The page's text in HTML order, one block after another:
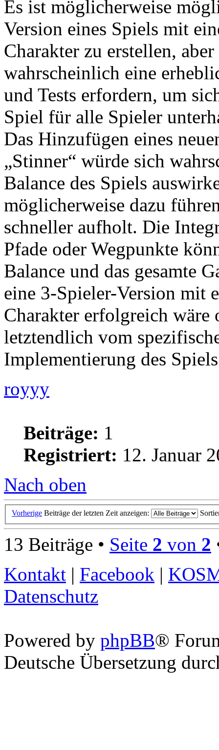
Es ist möglicherweise
Version eines Spiels mit
Charakter zu erstellen,
wahrscheinlich eine
und Tests erfordern, um
Spiel für alle Spieler
Das Hinzufügen eines
„Stinner“ würde sich
Balance des Spiels
möglicherweise dazu
schneller aufholt. Die
Pfade oder Wegpunkte
Balance und das gesamte
eine 3-Spieler-Version mit
Charakter erfolgreich wäre
letztendlich vom
Implementierung des
royyy
Beiträge: 1
Registriert: 12. Januar
Nach oben
Vorherige Beiträge der letzten Zeit anzeigen:
13 Beiträge • Seite 2 von 2
Kontakt | Facebook |
Datenschutz
Powered by phpBB®
Deutsche Übersetzung